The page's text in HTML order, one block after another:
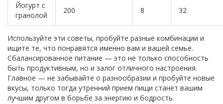
Йогурт с
гранолой
200 8 32
Используйте эти советы, пробуйте разные комбинации и
ищите те, что понравятся именно вам и вашей семье.
Сбалансированное питание — это не только способность
быть продуктивным, но и залог отличного настроения.
Главное — не забывайте о разнообразии и пробуйте новые
вкусы, только тогда утренний прием пищи станет вашим
лучшим другом в борьбе за энергию и бодрость.